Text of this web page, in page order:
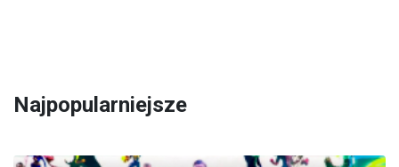
Najpopularniejsze